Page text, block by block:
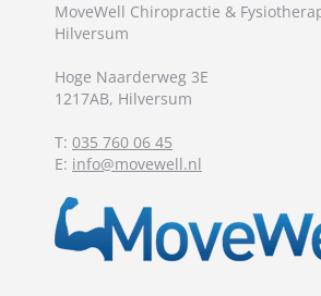
MoveWell Chiropractie &
Hilversum
Hoge Naarderweg 3E
1217AB, Hilversum
T: 035 760 06 45
E: info@movewell.nl